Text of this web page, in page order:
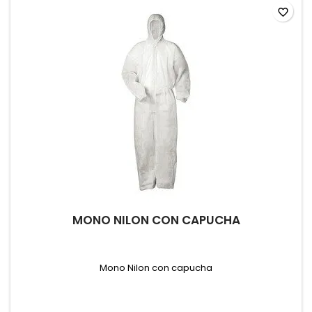
MONO NILON CON CAPUCHA
Mono Nilon con capucha
favorite_border